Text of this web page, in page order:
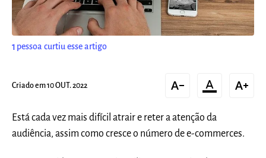
1 pessoa curtiu esse artigo
Criado em 10 OUT. 2022 text_decrease format_color_text text_increase
Está cada vez mais difícil atrair e reter a atenção da
audiência, assim como cresce o número de e-commerces.